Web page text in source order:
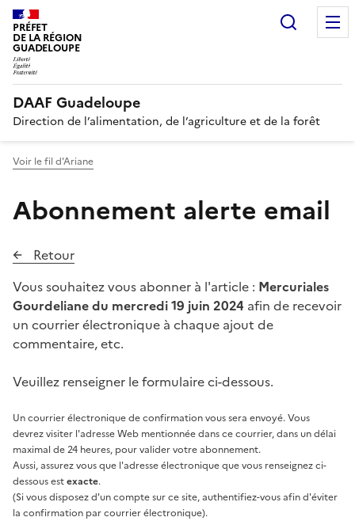
PRÉFET
DE LA RÉGION
GUADELOUPE
DAAF Guadeloupe
Direction de l’alimentation, de l’agriculture et de la forêt
Voir le fil d'Ariane
Abonnement alerte email
Retour
Vous souhaitez vous abonner à l'article : Mercuriales
Gourdeliane du mercredi 19 juin 2024 afin de recevoir
un courrier électronique à chaque ajout de
commentaire, etc.
Veuillez renseigner le formulaire ci-dessous.
Un courrier électronique de confirmation vous sera envoyé. Vous
devrez visiter l'adresse Web mentionnée dans ce courrier, dans un délai
maximal de 24 heures, pour valider votre abonnement.
Aussi, assurez vous que l'adresse électronique que vous renseignez ci-
dessous estexacte.
(Si vous disposez d'un compte sur ce site, authentifiez-vous afin d'éviter
la confirmation par courrier électronique).